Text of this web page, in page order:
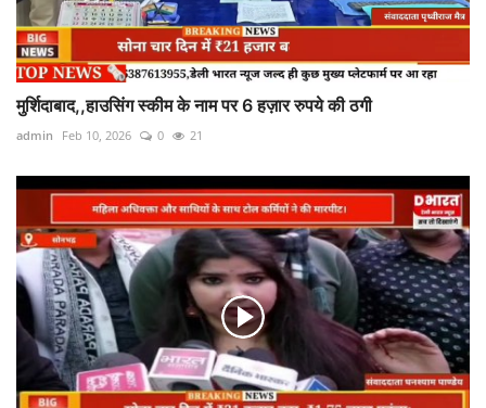
मुर्शिदाबाद,,हाउसिंग स्कीम के नाम पर 6 हज़ार रुपये की ठगी
admin Feb 10, 2026 0 21